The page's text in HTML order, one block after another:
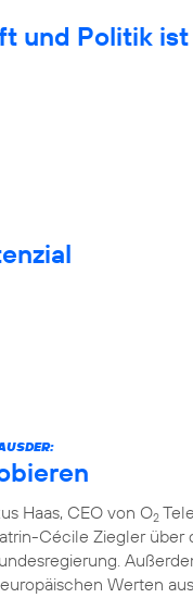
und Politik
Haas, CEO von O2
Cécile Ziegler über
Werten